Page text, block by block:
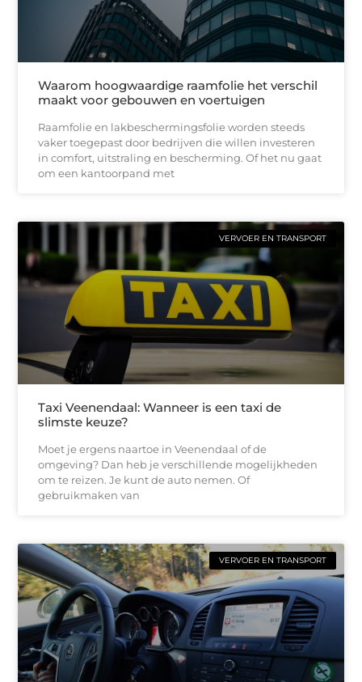
Waarom hoogwaardige raamfolie het verschil
maakt voor gebouwen en voertuigen
Raamfolie en lakbeschermingsfolie worden steeds
vaker toegepast door bedrijven die willen investeren
in comfort, uitstraling en bescherming. Of het nu gaat
om een kantoorpand met
VERVOER EN TRANSPORT
Taxi Veenendaal: Wanneer is een taxi de
slimste keuze?
Moet je ergens naartoe in Veenendaal of de
omgeving? Dan heb je verschillende mogelijkheden
om te reizen. Je kunt de auto nemen. Of
gebruikmaken van
VERVOER EN TRANSPORT